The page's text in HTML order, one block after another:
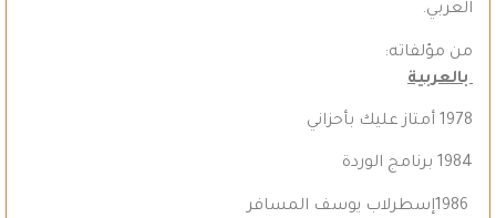
العربي.
من مؤلفاته:
بالعربية
1978 أمتاز عليك بأحزاني
1984 برنامج الوردة